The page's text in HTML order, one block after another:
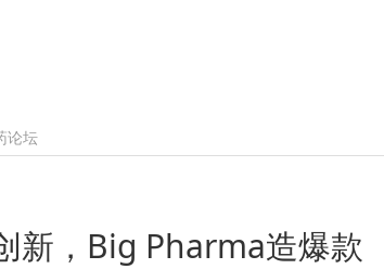
论坛
新，Big Pharma造爆款